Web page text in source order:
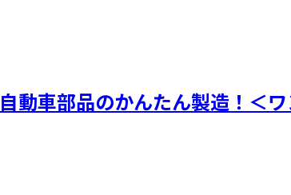
車部品のかんたん製造！＜ワ